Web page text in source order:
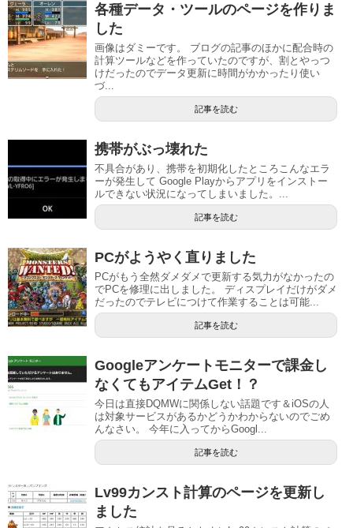
各種データ・ツールのページを作りま
した
画像はダミーです。 ブログの記事のほかに配合時の
計算ツールなどを作っていたのですが、割とやっつ
けだったのでデータ更新に時間がかかったり使い
づ...
記事を読む
携帯がぶっ壊れた
不具合があり、携帯を初期化したところこんなエラ
ーが発生して Google Playからアプリをインストー
ルできない状況になってしまいました。...
記事を読む
PCがようやく直りました
PCがもう全然ダメダメで更新する気力がなかったの
でPCを修理に出しました。 ディスプレイだけがダメ
だったのでテレビにつけて作業することは可能...
記事を読む
Googleアンケートモニターで課金し
なくてもアイテムGet！？
今日は直接DQMWに関係しない話題です＆iOSの人
は対象サービスがあるかどうかわからないのでごめ
んなさい。 今年に入ってからGoogl...
記事を読む
Lv99カンスト計算のページを更新し
ました